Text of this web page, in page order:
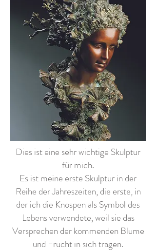
Dies ist eine sehr wichtige Skulptur
für mich.
Es ist meine erste Skulptur in der
Reihe der Jahreszeiten, die erste, in
der ich die Knospen als Symbol des
Lebens verwendete, weil sie das
Versprechen der kommenden Blume
und Frucht in sich tragen.